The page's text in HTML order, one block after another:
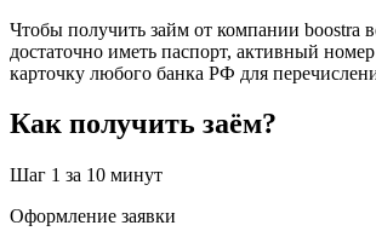
Чтобы получить займ от компании boostra
достаточно иметь паспорт, активный
карточку любого банка РФ для
Как получить заём?
Шаг 1 за 10 минут
Оформление заявки